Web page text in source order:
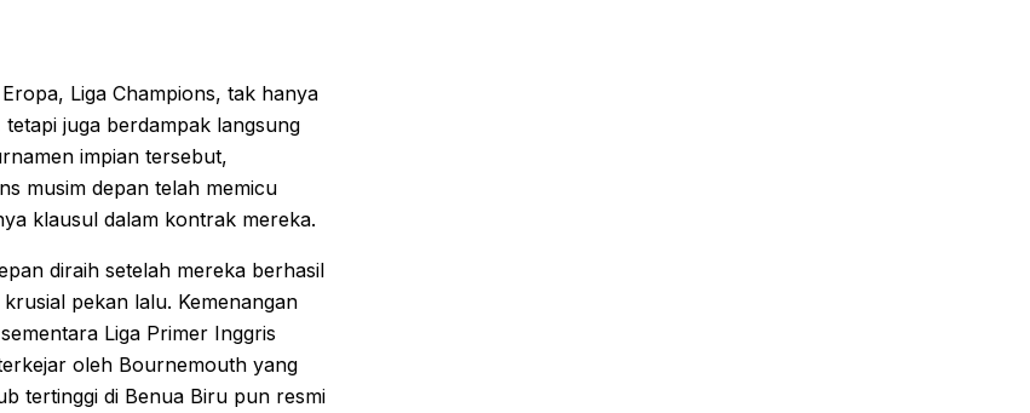
Liga Champions, tak hanya
juga berdampak langsung
impian tersebut,
musim depan telah memicu
klausul dalam kontrak mereka.
diraih setelah mereka berhasil
pekan lalu. Kemenangan
Liga Primer Inggris
oleh Bournemouth yang
tertinggi di Benua Biru pun resmi